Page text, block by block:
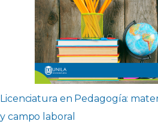
Licenciatura en Pedagogía:
y campo laboral